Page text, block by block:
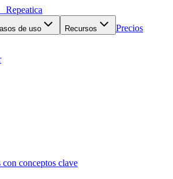
Repeatica
de uso Recursos Precios
con conceptos clave